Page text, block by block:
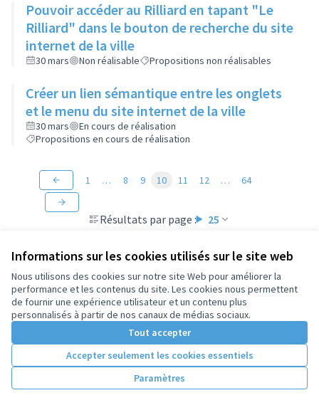
Informations sur les cookies utilisés sur le site web
Nous utilisons des cookies sur notre site Web pour améliorer la
performance et les contenus du site. Les cookies nous permettent
de fournir une expérience utilisateur et un contenu plus
personnalisés à partir de nos canaux de médias sociaux.
Tout accepter
Accepter seulement les cookies essentiels
Paramètres
Pouvoir accéder au Rilliard en tapant "Le
Rilliard" dans le bouton de recherche du site
internet de la ville
30 mars Non réalisable Propositions non réalisables
Créer un lien sémantique entre les onglets
et le menu du site internet de la ville
30 mars
En cours de réalisation
Propositions en cours de réalisation
Résultats par page : 25
1 … 8 9 10 11 12 … 64
Conditions d'utilisation
Paramètres des cookies
(Lien externe)Open Source Politics
(Lien externe)
grâce au
Decidim
.
Licence
(Lien